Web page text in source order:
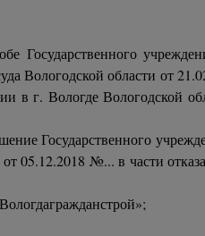
Государственного
Вологодской области от
г. Вологде Вологодской
Государственного
05.12.2018 №... в части